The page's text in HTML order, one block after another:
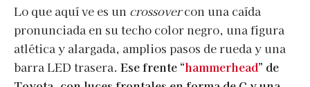
Lo que aquí ve es un crossovercon una caída
pronunciada en su techo color negro, una figura
atlética y alargada, amplios pasos de rueda y una
barra LED trasera. Ese frente “hammerhead” de